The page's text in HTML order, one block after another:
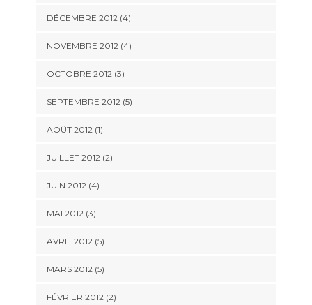
DÉCEMBRE 2012(4)
NOVEMBRE 2012(4)
OCTOBRE 2012(3)
SEPTEMBRE 2012(5)
AOÛT 2012(1)
JUILLET 2012(2)
JUIN 2012(4)
MAI 2012(3)
AVRIL 2012(5)
MARS 2012(5)
FÉVRIER 2012(2)